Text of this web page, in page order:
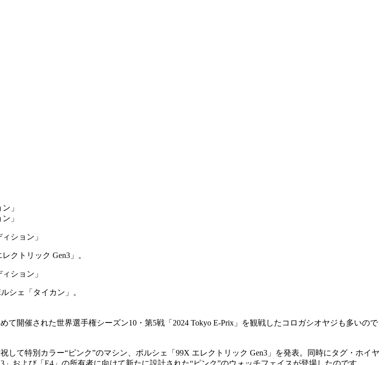
クトリック Gen3」。
シェ「タイカン」。
開催された世界選手権シーズン10・第5戦「2024 Tokyo E-Prix」を観戦したコロガシオヤジも多いので
して特別カラー“ピンク”のマシン、ポルシェ「99X エレクトリック Gen3」を発表。同時にタグ・ホイヤ
および「E4」の所有者に向けて新たに設計された“ピンク”のウォッチフェイスが登場したのです。